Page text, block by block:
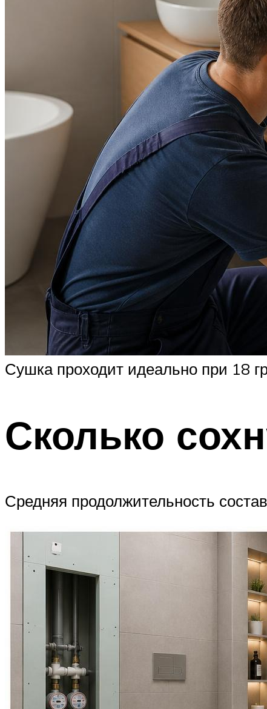
Сушка проходит идеально при 18
Сколько
Средняя продолжительность